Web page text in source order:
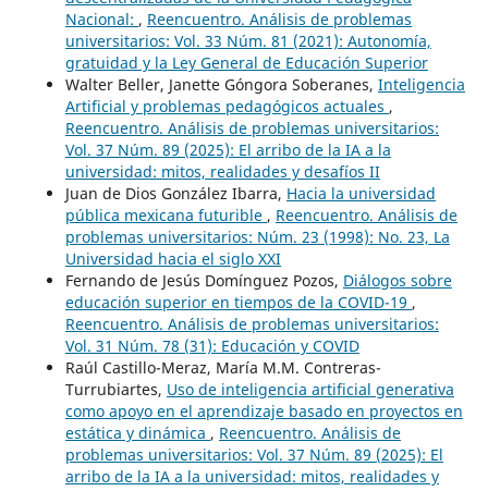
Nacional: , Reencuentro. Análisis de problemas
universitarios: Vol. 33 Núm. 81 (2021): Autonomía,
gratuidad y la Ley General de Educación Superior
Walter Beller, Janette Góngora Soberanes, Inteligencia
Artificial y problemas pedagógicos actuales ,
Reencuentro. Análisis de problemas universitarios:
Vol. 37 Núm. 89 (2025): El arribo de la IA a la
universidad: mitos, realidades y desafíos II
Juan de Dios González Ibarra, Hacia la universidad
pública mexicana futurible , Reencuentro. Análisis de
problemas universitarios: Núm. 23 (1998): No. 23, La
Universidad hacia el siglo XXI
Fernando de Jesús Domínguez Pozos, Diálogos sobre
educación superior en tiempos de la COVID-19 ,
Reencuentro. Análisis de problemas universitarios:
Vol. 31 Núm. 78 (31): Educación y COVID
Raúl Castillo-Meraz, María M.M. Contreras-
Turrubiartes, Uso de inteligencia artificial generativa
como apoyo en el aprendizaje basado en proyectos en
estática y dinámica , Reencuentro. Análisis de
problemas universitarios: Vol. 37 Núm. 89 (2025): El
arribo de la IA a la universidad: mitos, realidades y